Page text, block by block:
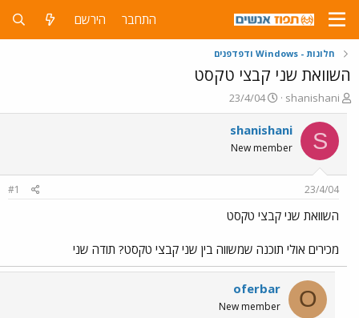
התחבר הירשם
חלונות - Windows ודפדפנים
השוואת שני קבצי טקסט
פ
ו
ת
ח
ה
ש
א
shanishani
פ
ו
ר
ם
ר
23/4/04
S
shanishani
New member
23/4/04
#1
השוואת שני קבצי טקסט
מכירים אולי תוכנה שמשווה בין שני קבצי טקסט? תודה שני
O
oferbar
New member